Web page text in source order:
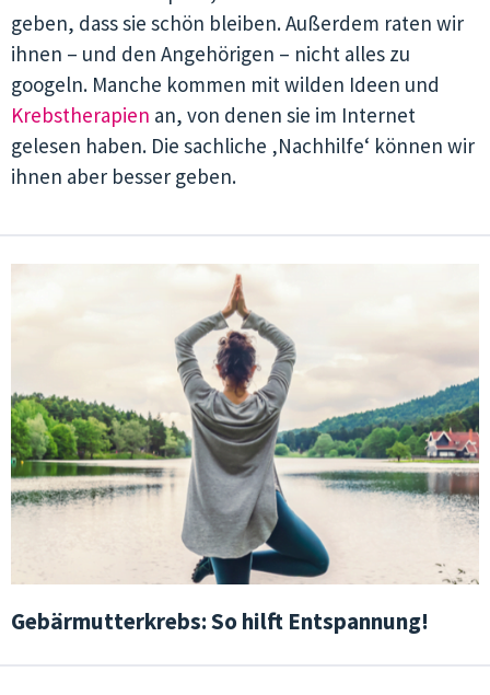
geben, dass sie schön bleiben. Außerdem raten wir
ihnen – und den Angehörigen – nicht alles zu
googeln. Manche kommen mit wilden Ideen und
Krebstherapien an, von denen sie im Internet
gelesen haben. Die sachliche ‚Nachhilfe‘ können wir
ihnen aber besser geben.
Gebärmutterkrebs: So hilft Entspannung!